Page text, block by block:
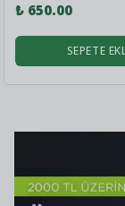
₺ 650.00
SEPETE